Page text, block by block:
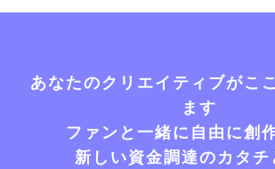
あなたのクリエイティブがこ
ます
ファンと一緒に自由に創
新しい資金調達のカタチ